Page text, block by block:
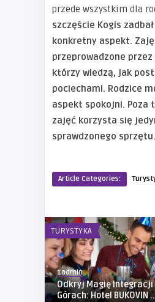
przede wszystkim dla
szczęście Kogis
konkretny aspekt.
przeprowadzone przez
którzy wiedzą, jak
pociechami. Rodzice
aspekt spokojni. Poza
zajęć korzysta się
sprawdzonego sprzętu.
Article Categories:
TURYSTYKA
1admin
Odkryj Magię Integracji
Górach: Hotel BUKOVIN